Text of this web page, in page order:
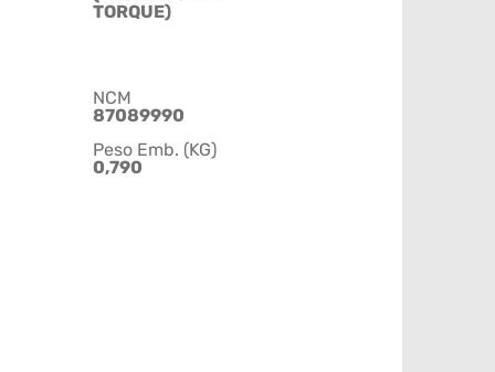
TORQUE)
NCM
87089990
Peso Emb. (KG)
0,790